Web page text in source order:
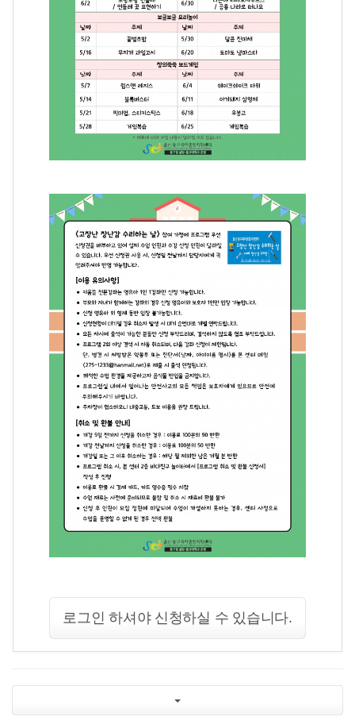
로그인 하셔야 신청하실 수 있습니다.